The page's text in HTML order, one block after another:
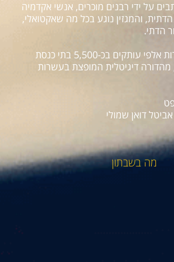
על ידי רבנים מוכרים, אנשי אקדמיה
הדתית, והמגזין נוגע בכל מה שאקטואלי,
הדתי.
השבועון מופץ בעשרות אלפי עותקים בכ-5,500 בתי כנסת
דיגיטלית המופצת בעשרות
דואן שמולי
מה בשבתון